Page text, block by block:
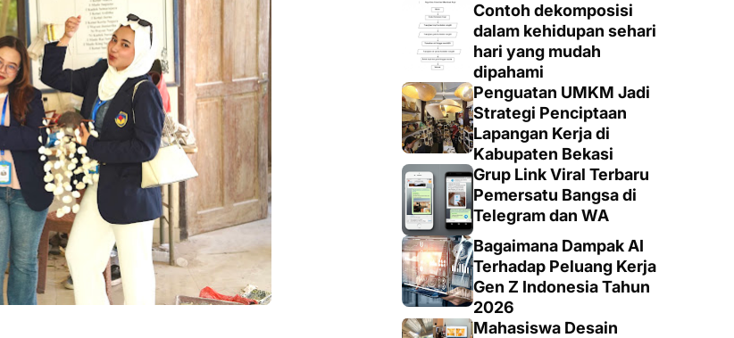
Keputusan yang Tepat
Contoh dekomposisi
dalam kehidupan sehari
hari yang mudah
dipahami
Penguatan UMKM Jadi
Strategi Penciptaan
Lapangan Kerja di
Kabupaten Bekasi
Grup Link Viral Terbaru
Pemersatu Bangsa di
Telegram dan WA
Bagaimana Dampak AI
Terhadap Peluang Kerja
Gen Z Indonesia Tahun
2026
Mahasiswa Desain